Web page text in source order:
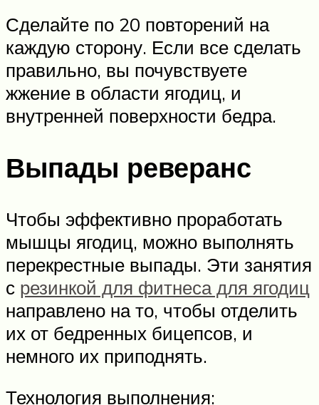
Сделайте по 20 повторений на
каждую сторону. Если все сделать
правильно, вы почувствуете
жжение в области ягодиц, и
внутренней поверхности бедра.
Выпады реверанс
Чтобы эффективно проработать
мышцы ягодиц, можно выполнять
перекрестные выпады. Эти занятия
с резинкой для фитнеса для ягодиц
направлено на то, чтобы отделить
их от бедренных бицепсов, и
немного их приподнять.
Технология выполнения: